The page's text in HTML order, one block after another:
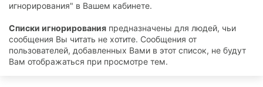
игнорирования" в Вашем кабинете.
Списки игнорирования предназначены для людей, чьи
сообщения Вы читать не хотите. Сообщения от
пользователей, добавленных Вами в этот список, не будут
Вам отображаться при просмотре тем.